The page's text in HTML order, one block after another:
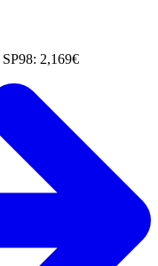
SP98: 2,169€